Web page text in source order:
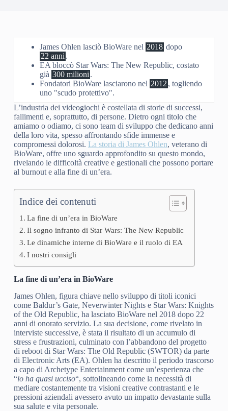
James Ohlen lasciò BioWare nel 2018 dopo
22 anni .
EA bloccò Star Wars: The New Republic, costato
già 300 milioni .
Fondatori BioWare lasciarono nel 2012 , togliendo
uno "scudo protettivo".
L’industria dei videogiochi è costellata di storie di successi,
fallimenti e, soprattutto, di persone. Dietro ogni titolo che
amiamo o odiamo, ci sono team di sviluppo che dedicano anni
della loro vita, spesso affrontando sfide immense e
compromessi dolorosi. La storia di James Ohlen, veterano di
BioWare, offre uno sguardo approfondito su questo mondo,
rivelando le difficoltà creative e gestionali che possono portare
al burnout e alla fine di un’era.
Indice dei contenuti
La fine di un’era in BioWare
Il sogno infranto di Star Wars: The New Republic
Le dinamiche interne di BioWare e il ruolo di EA
I nostri consigli
La fine di un’era in BioWare
James Ohlen, figura chiave nello sviluppo di titoli iconici
come Baldur’s Gate, Neverwinter Nights e Star Wars: Knights
of the Old Republic, ha lasciato BioWare nel 2018 dopo 22
anni di onorato servizio. La sua decisione, come rivelato in
interviste successive, è stata il risultato di un accumulo di
stress e frustrazioni, culminato con l’abbandono del progetto
di reboot di Star Wars: The Old Republic (SWTOR) da parte
di Electronic Arts (EA). Ohlen ha descritto il periodo trascorso
a capo di Archetype Entertainment come un’esperienza che
“lo ha quasi ucciso“, sottolineando come la necessità di
mediare costantemente tra visioni creative contrastanti e le
pressioni aziendali avessero avuto un impatto devastante sulla
sua salute e vita personale.